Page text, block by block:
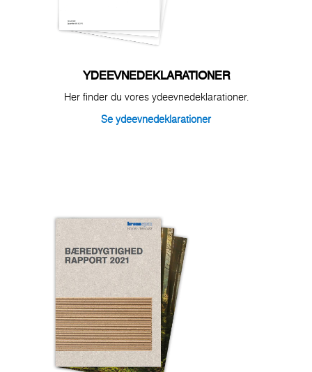
YDEEVNEDEKLARATIONER
Her finder du vores ydeevnedeklarationer.
Se ydeevnedeklarationer